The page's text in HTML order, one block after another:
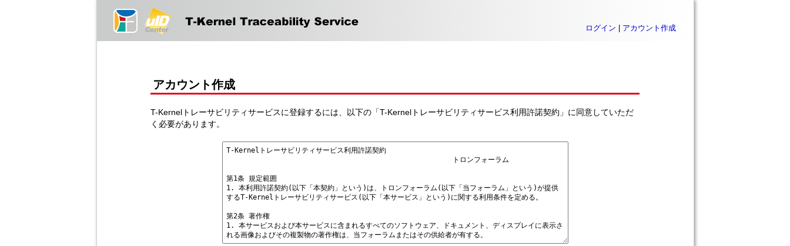
ログイン アカウント作成
アカウント作成
T-Kernelトレーサビリティサービスに登録するには、以下の「T-Kernelトレーサビリティサービス利用許諾契約」に同意していただ
く必要があります。